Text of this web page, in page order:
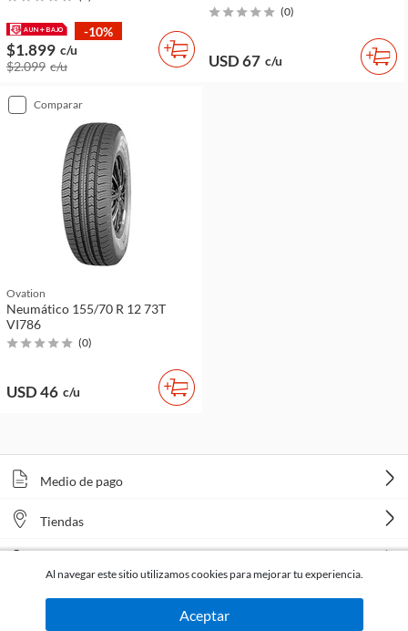
-10%
$1.899 c/u
$2.099 c/u
(0)
USD 67 c/u
comparar
Ovation
Neumático 155/70 R 12 73T
VI786
(0)
USD 46 c/u
Medio de pago
Tiendas
Al navegar este sitio utilizamos cookies para mejorar tu experiencia.
Aceptar